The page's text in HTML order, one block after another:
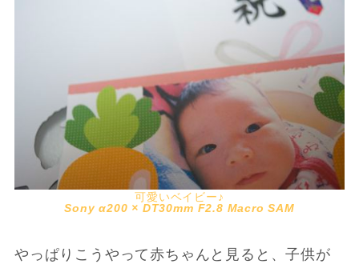
可愛いベイビー♪
Sony α200 × DT30mm F2.8 Macro SAM
やっぱりこうやって赤ちゃんと見ると、子供が